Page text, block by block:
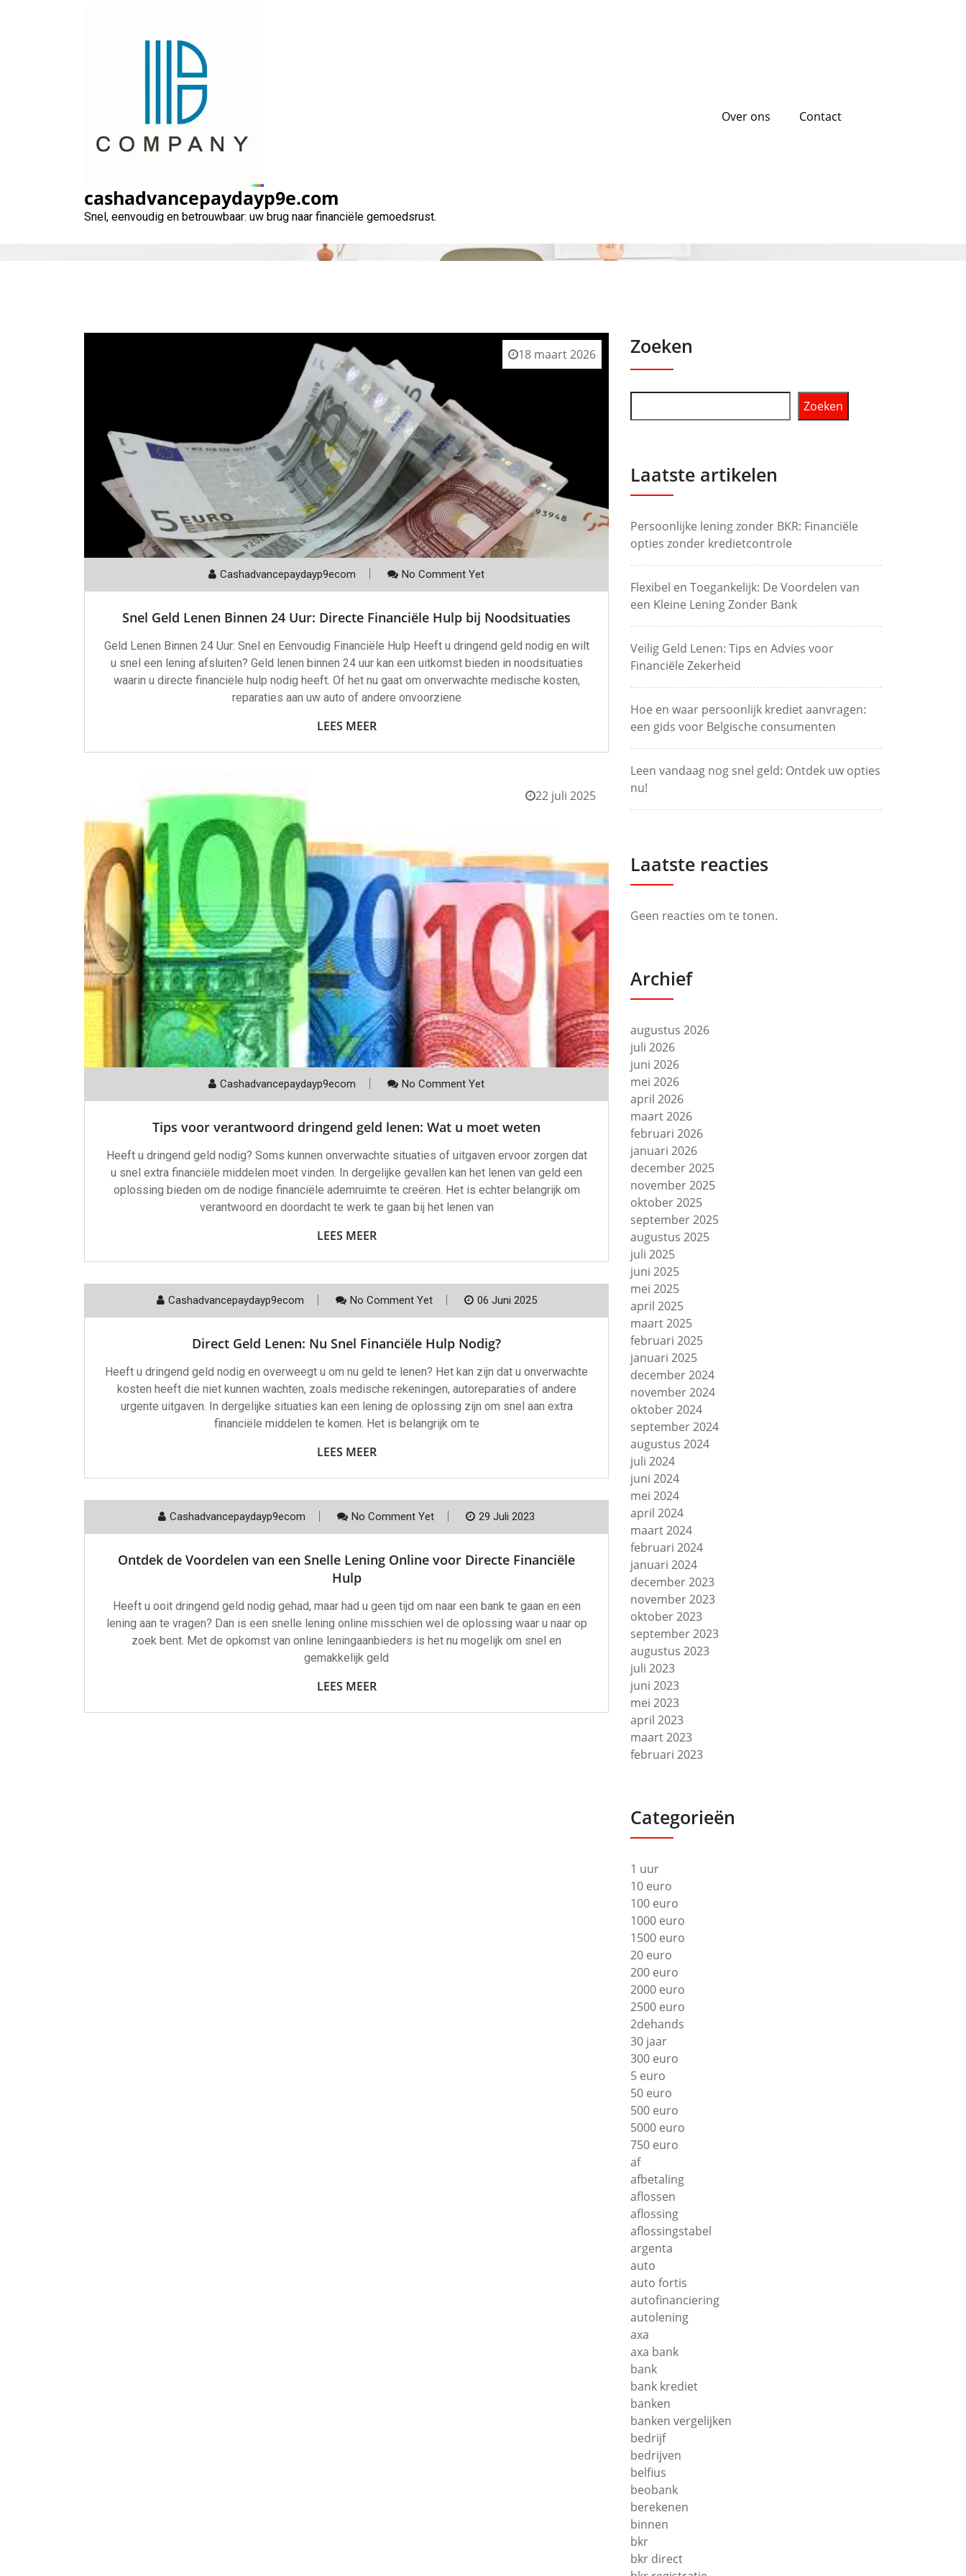
cashadvancepaydayp9e.com
Snel, eenvoudig en betrouwbaar: uw brug naar financiële gemoedsrust.
Over ons Contact
18 maart 2026
Cashadvancepaydayp9ecom No Comment Yet
Snel Geld Lenen Binnen 24 Uur: Directe Financiële Hulp bij Noodsituaties
Geld Lenen Binnen 24 Uur: Snel en Eenvoudig Financiële Hulp Heeft u dringend geld nodig en wilt
u snel een lening afsluiten? Geld lenen binnen 24 uur kan een uitkomst bieden in noodsituaties
waarin u directe financiële hulp nodig heeft. Of het nu gaat om onverwachte medische kosten,
reparaties aan uw auto of andere onvoorziene
LEES MEER
22 juli 2025
Cashadvancepaydayp9ecom No Comment Yet
Tips voor verantwoord dringend geld lenen: Wat u moet weten
Heeft u dringend geld nodig? Soms kunnen onverwachte situaties of uitgaven ervoor zorgen dat
u snel extra financiële middelen moet vinden. In dergelijke gevallen kan het lenen van geld een
oplossing bieden om de nodige financiële ademruimte te creëren. Het is echter belangrijk om
verantwoord en doordacht te werk te gaan bij het lenen van
LEES MEER
Cashadvancepaydayp9ecom No Comment Yet 06 Juni 2025
Direct Geld Lenen: Nu Snel Financiële Hulp Nodig?
Heeft u dringend geld nodig en overweegt u om nu geld te lenen? Het kan zijn dat u onverwachte
kosten heeft die niet kunnen wachten, zoals medische rekeningen, autoreparaties of andere
urgente uitgaven. In dergelijke situaties kan een lening de oplossing zijn om snel aan extra
financiële middelen te komen. Het is belangrijk om te
LEES MEER
Cashadvancepaydayp9ecom No Comment Yet 29 Juli 2023
Ontdek de Voordelen van een Snelle Lening Online voor Directe Financiële
Hulp
Heeft u ooit dringend geld nodig gehad, maar had u geen tijd om naar een bank te gaan en een
lening aan te vragen? Dan is een snelle lening online misschien wel de oplossing waar u naar op
zoek bent. Met de opkomst van online leningaanbieders is het nu mogelijk om snel en
gemakkelijk geld
LEES MEER
Zoeken
Zoeken
Laatste artikelen
Persoonlijke lening zonder BKR: Financiële
opties zonder kredietcontrole
Flexibel en Toegankelijk: De Voordelen van
een Kleine Lening Zonder Bank
Veilig Geld Lenen: Tips en Advies voor
Financiële Zekerheid
Hoe en waar persoonlijk krediet aanvragen:
een gids voor Belgische consumenten
Leen vandaag nog snel geld: Ontdek uw opties
nu!
Laatste reacties
Geen reacties om te tonen.
Archief
augustus 2026
juli 2026
juni 2026
mei 2026
april 2026
maart 2026
februari 2026
januari 2026
december 2025
november 2025
oktober 2025
september 2025
augustus 2025
juli 2025
juni 2025
mei 2025
april 2025
maart 2025
februari 2025
januari 2025
december 2024
november 2024
oktober 2024
september 2024
augustus 2024
juli 2024
juni 2024
mei 2024
april 2024
maart 2024
februari 2024
januari 2024
december 2023
november 2023
oktober 2023
september 2023
augustus 2023
juli 2023
juni 2023
mei 2023
april 2023
maart 2023
februari 2023
Categorieën
1 uur
10 euro
100 euro
1000 euro
1500 euro
20 euro
200 euro
2000 euro
2500 euro
2dehands
30 jaar
300 euro
5 euro
50 euro
500 euro
5000 euro
750 euro
af
afbetaling
aflossen
aflossing
aflossingstabel
argenta
auto
auto fortis
autofinanciering
autolening
axa
axa bank
bank
bank krediet
banken
banken vergelijken
bedrijf
bedrijven
belfius
beobank
berekenen
binnen
bkr
bkr direct